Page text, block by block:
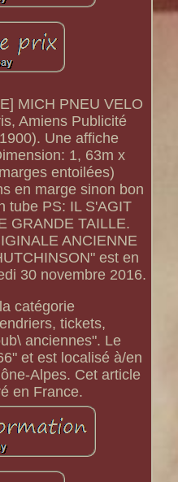
MICH PNEU VELO
Amiens Publicité
Une affiche
1, 63m x
entoilées)
en marge sinon bon
tube PS: IL S'AGIT
GRANDE TAILLE.
ANCIENNE
est en
30 novembre 2016.
catégorie
tickets,
anciennes". Le
et est localisé à/en
Alpes. Cet article
en France.